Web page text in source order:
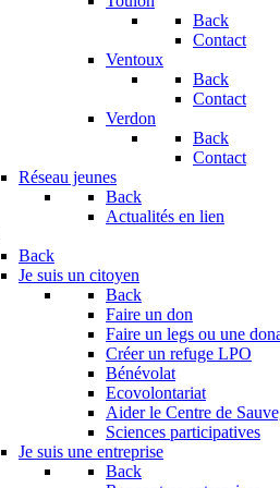
Back
Contact
Ventoux
Back
Contact
Verdon
Back
Contact
Réseau jeunes
Back
Actualités en lien
Back
Je suis un citoyen
Back
Faire un don
Faire un legs ou une
Créer un refuge LPO
Bénévolat
Ecovolontariat
Aider le Centre de
Sciences participatives
Je suis une entreprise
Back